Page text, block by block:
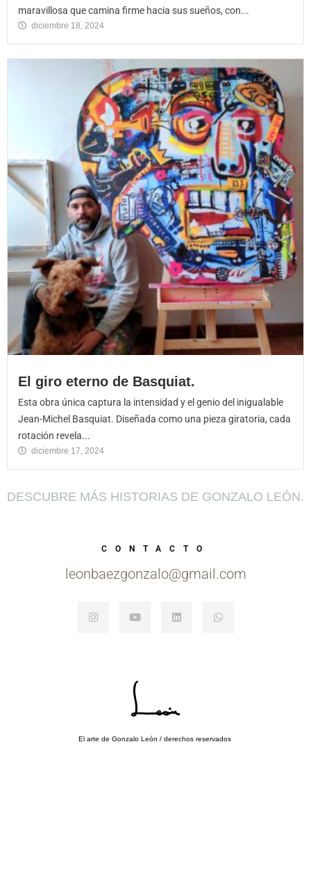
maravillosa que camina firme hacia sus sueños, con...
diciembre 18, 2024
El giro eterno de Basquiat.
Esta obra única captura la intensidad y el genio del inigualable
Jean-Michel Basquiat. Diseñada como una pieza giratoria, cada
rotación revela...
diciembre 17, 2024
DESCUBRE MÁS HISTORIAS DE GONZALO LEÓN.
CONTACTO
leonbaezgonzalo@gmail.com
El arte de Gonzalo León / derechos reservados